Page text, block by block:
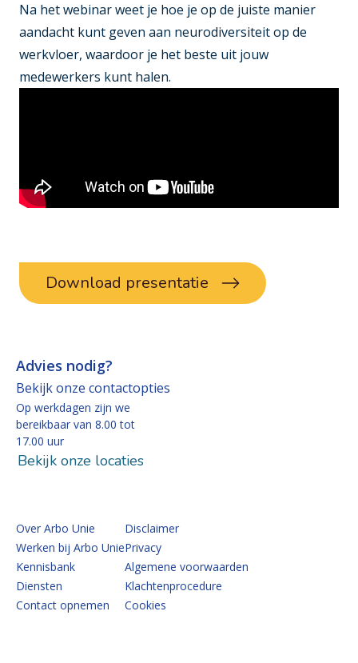
Na het webinar weet je hoe je op de juiste manier
aandacht kunt geven aan neurodiversiteit op de
werkvloer, waardoor je het beste uit jouw
medewerkers kunt halen.
Download presentatie
Advies nodig?
Bekijk onze contactopties
Op werkdagen zijn we
bereikbaar van 8.00 tot
17.00 uur
Bekijk onze locaties
Over Arbo Unie
Werken bij Arbo Unie
Kennisbank
Diensten
Contact opnemen
Disclaimer
Privacy
Algemene voorwaarden
Klachtenprocedure
Cookies